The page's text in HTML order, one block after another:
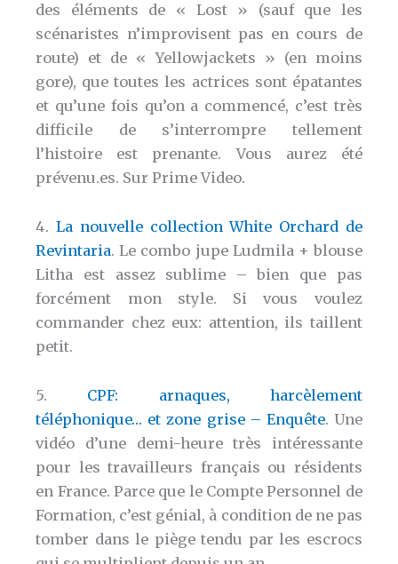
des éléments de « Lost » (sauf que les
scénaristes n’improvisent pas en cours de
route) et de « Yellowjackets » (en moins
gore), que toutes les actrices sont épatantes
et qu’une fois qu’on a commencé, c’est très
difficile de s’interrompre tellement
l’histoire est prenante. Vous aurez été
prévenu.es. Sur Prime Video.
4.La nouvelle collection White Orchard de
Revintaria. Le combo jupe Ludmila + blouse
Litha est assez sublime – bien que pas
forcément mon style. Si vous voulez
commander chez eux: attention, ils taillent
petit.
5. CPF: arnaques, harcèlement
téléphonique… et zone grise – Enquête. Une
vidéo d’une demi-heure très intéressante
pour les travailleurs français ou résidents
en France. Parce que le Compte Personnel de
Formation, c’est génial, à condition de ne pas
tomber dans le piège tendu par les escrocs